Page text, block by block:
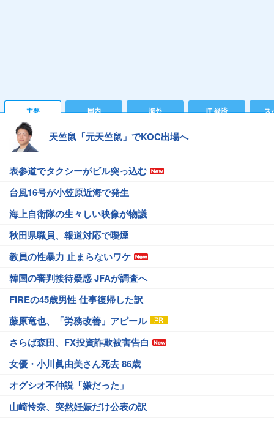
主要 国内 海外 IT 経済 ス
天竺鼠「元天竺鼠」でKOC出場へ
表参道でタクシーがビル突っ込む
台風16号が小笠原近海で発生
海上自衛隊の生々しい映像が物議
秋田県職員、報道対応で喫煙
教員の性暴力 止まらないワケ
韓国の審判接待疑惑 JFAが調査へ
FIREの45歳男性 仕事復帰した訳
藤原竜也、「労務改善」アピール
さらば森田、FX投資詐欺被害告白
女優・小川眞由美さん死去 86歳
オグシオ不仲説「嫌だった」
山崎怜奈、突然妊娠だけ公表の訳